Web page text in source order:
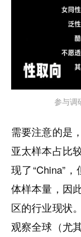
参与调
需要注意的是
亚太样本占比
现了“China”
体样本量，因
区的行业现状
观察全球（尤